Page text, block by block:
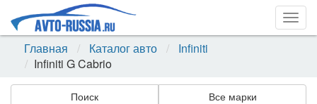
Главная
Каталог авто
Infiniti
Infiniti G Cabrio
Поиск Все марки